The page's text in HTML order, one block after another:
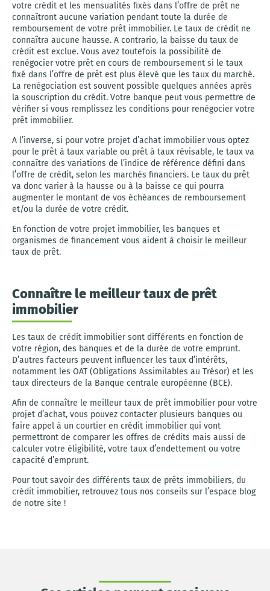
votre crédit et les mensualités fixés dans l’offre de prêt ne
connaîtront aucune variation pendant toute la durée de
remboursement de votre prêt immobilier. Le taux de crédit ne
connaîtra aucune hausse. A contrario, la baisse du taux de
crédit est exclue. Vous avez toutefois la possibilité de
renégocier votre prêt en cours de remboursement si le taux
fixé dans l’offre de prêt est plus élevé que les taux du marché.
La renégociation est souvent possible quelques années après
la souscription du crédit. Votre banque peut vous permettre de
vérifier si vous remplissez les conditions pour renégocier votre
prêt immobilier.
A l’inverse, si pour votre projet d’achat immobilier vous optez
pour le prêt à taux variable ou prêt à taux révisable, le taux va
connaître des variations de l’indice de référence défini dans
l’offre de crédit, selon les marchés financiers. Le taux du prêt
va donc varier à la hausse ou à la baisse ce qui pourra
augmenter le montant de vos échéances de remboursement
et/ou la durée de votre crédit.
En fonction de votre projet immobilier, les banques et
organismes de financement vous aident à choisir le meilleur
taux de prêt.
Connaître le meilleur taux de prêt
immobilier
Les taux de crédit immobilier sont différents en fonction de
votre région, des banques et de la durée de votre emprunt.
D’autres facteurs peuvent influencer les taux d’intérêts,
notamment les OAT (Obligations Assimilables au Trésor) et les
taux directeurs de la Banque centrale européenne (BCE).
Afin de connaître le meilleur taux de prêt immobilier pour votre
projet d’achat, vous pouvez contacter plusieurs banques ou
faire appel à un courtier en crédit immobilier qui vont
permettront de comparer les offres de crédits mais aussi de
calculer votre éligibilité, votre taux d’endettement ou votre
capacité d’emprunt.
Pour tout savoir des différents taux de prêts immobiliers, du
crédit immobilier, retrouvez tous nos conseils sur l’espace blog
de notre site !